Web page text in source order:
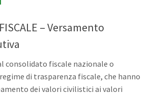
– Versamento
consolidato fiscale nazionale o
di trasparenza fiscale, che hanno
dei valori civilistici ai valori